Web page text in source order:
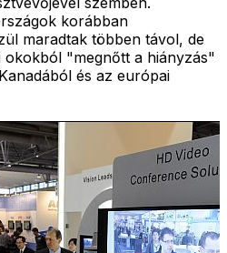
korábban
maradtak többen távol, de
okokból "megnőtt a hiányzás"
és az európai